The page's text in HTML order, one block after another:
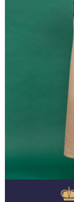
３．未成年的使用者
「AFTEE先享後付」
４．使用「AFTEE先
時審查核予不同之上
請求用戶進行身份認證。
５．嚴禁一人註冊多
恩沛科技股份有限公
每筆NT$80，滿
每筆NT$280，滿